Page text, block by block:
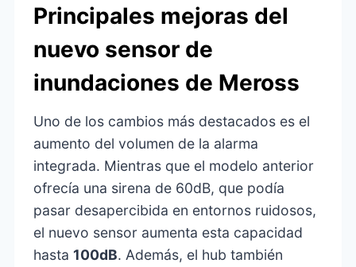
Principales mejoras del
nuevo sensor de
inundaciones de Meross
Uno de los cambios más destacados es el
aumento del volumen de la alarma
integrada. Mientras que el modelo anterior
ofrecía una sirena de 60dB, que podía
pasar desapercibida en entornos ruidosos,
el nuevo sensor aumenta esta capacidad
hasta 100dB. Además, el hub también